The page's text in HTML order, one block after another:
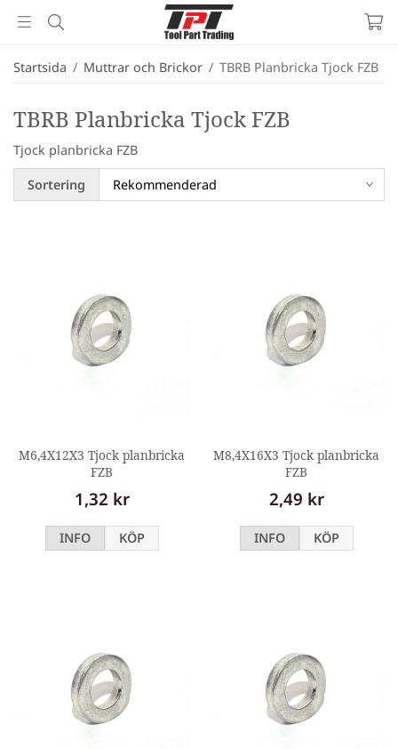
Startsida / Muttrar och Brickor / TBRB Planbricka Tjock FZB
TBRB Planbricka Tjock FZB
Tjock planbricka FZB
Sortering
M6,4X12X3 Tjock planbricka
FZB
1,32 kr
INFO KÖP
M8,4X16X3 Tjock planbricka
FZB
2,49 kr
INFO KÖP